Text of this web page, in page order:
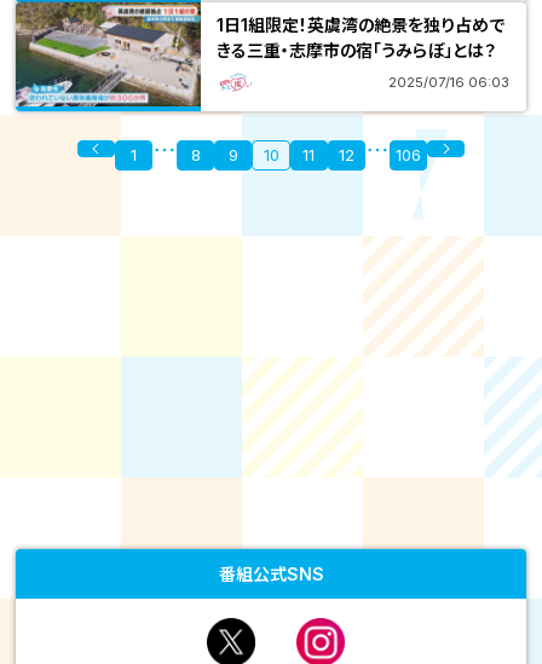
2025/07/16 06:03
1日1組限定！英虞湾の絶景を独り占めで
きる三重・志摩市の宿「うみらぼ」とは？
1 8 9 10 11 12 106
番組公式SNS